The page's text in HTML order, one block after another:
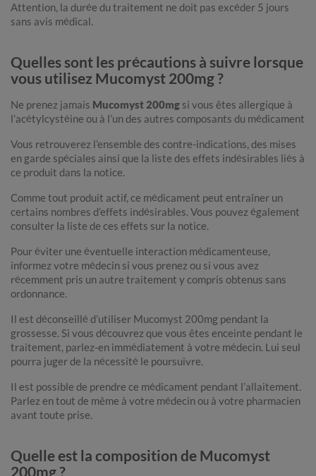
Attention, la durée du traitement ne doit pas excéder 5 jours
sans avis médical.
Quelles sont les précautions à suivre lorsque
vous utilisez Mucomyst 200mg ?
Ne prenez jamais Mucomyst 200mg si vous êtes allergique à
l’acétylcystéine ou à l’un des autres composants du médicament
Vous retrouverez l’ensemble des contre-indications, des mises
en garde spéciales ainsi que la liste des effets indésirables liés à
ce produit dans la notice.
Comme tout produit actif, ce médicament peut entraîner un
certains nombres d’effets indésirables. Vous pouvez également
consulter la liste de ces effets sur la notice.
Pour éviter une éventuelle interaction médicamenteuse,
informez votre médecin si vous prenez ou si vous avez
récemment pris un autre traitement y compris obtenus sans
ordonnance.
Il est déconseillé d’utiliser Mucomyst 200mg pendant la
grossesse. Si vous découvrez que vous êtes enceinte pendant le
traitement, parlez-en immédiatement à votre médecin. Lui seul
pourra juger de la nécessité le poursuivre.
Il est possible de prendre ce médicament pendant l’allaitement.
Parlez en tout de même à votre médecin ou à votre pharmacien
avant toute prise.
Quelle est la composition de Mucomyst
200mg ?